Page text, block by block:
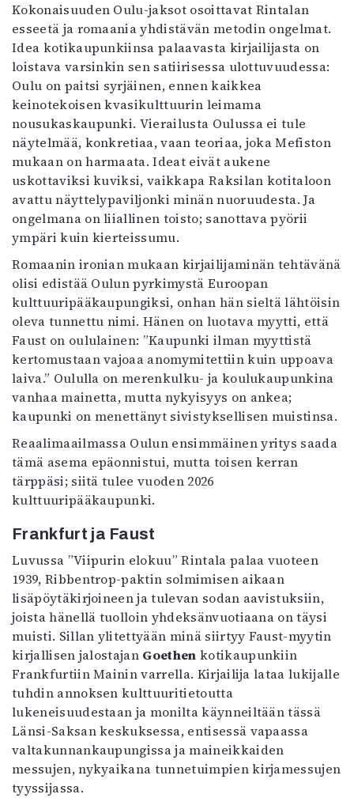
Kokonaisuuden Oulu-jaksot osoittavat Rintalan
esseetä ja romaania yhdistävän metodin ongelmat.
Idea kotikaupunkiinsa palaavasta kirjailijasta on
loistava varsinkin sen satiirisessa ulottuvuudessa:
Oulu on paitsi syrjäinen, ennen kaikkea
keinotekoisen kvasikulttuurin leimama
nousukaskaupunki. Vierailusta Oulussa ei tule
näytelmää, konkretiaa, vaan teoriaa, joka Mefiston
mukaan on harmaata. Ideat eivät aukene
uskottaviksi kuviksi, vaikkapa Raksilan kotitaloon
avattu näyttelypaviljonki minän nuoruudesta. Ja
ongelmana on liiallinen toisto; sanottava pyörii
ympäri kuin kierteissumu.
Romaanin ironian mukaan kirjailijaminän tehtävänä
olisi edistää Oulun pyrkimystä Euroopan
kulttuuripääkaupungiksi, onhan hän sieltä lähtöisin
oleva tunnettu nimi. Hänen on luotava myytti, että
Faust on oululainen: ”Kaupunki ilman myyttistä
kertomustaan vajoaa anomymitettiin kuin uppoava
laiva.” Oululla on merenkulku- ja koulukaupunkina
vanhaa mainetta, mutta nykyisyys on ankea;
kaupunki on menettänyt sivistyksellisen muistinsa.
Reaalimaailmassa Oulun ensimmäinen yritys saada
tämä asema epäonnistui, mutta toisen kerran
tärppäsi; siitä tulee vuoden 2026
kulttuuripääkaupunki.
Frankfurt ja Faust
Luvussa ”Viipurin elokuu” Rintala palaa vuoteen
1939, Ribbentrop-paktin solmimisen aikaan
lisäpöytäkirjoineen ja tulevan sodan aavistuksiin,
joista hänellä tuolloin yhdeksänvuotiaana on täysi
muisti. Sillan ylitettyään minä siirtyy Faust-myytin
kirjallisen jalostajan Goethen kotikaupunkiin
Frankfurtiin Mainin varrella. Kirjailija lataa lukijalle
tuhdin annoksen kulttuuritietoutta
lukeneisuudestaan ja monilta käynneiltään tässä
Länsi-Saksan keskuksessa, entisessä vapaassa
valtakunnankaupungissa ja maineikkaiden
messujen, nykyaikana tunnetuimpien kirjamessujen
tyyssijassa.